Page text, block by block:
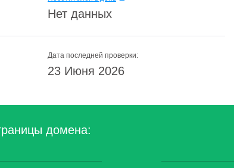
Нет данных
Дата последней проверки:
23 Июня 2026
домена: